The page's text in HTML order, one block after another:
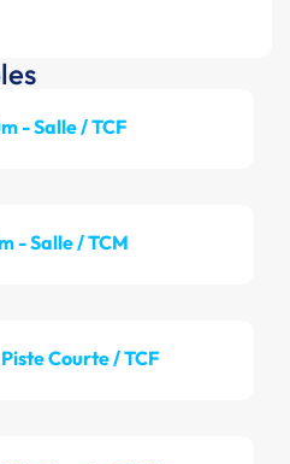
- Salle / TCF
- Salle / TCM
Courte / TCF